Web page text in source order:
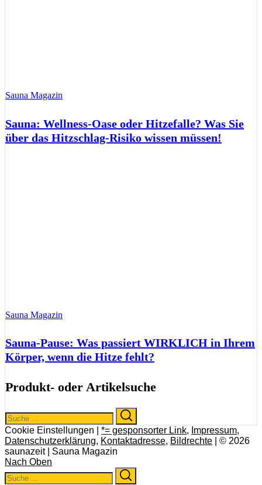
Sauna Magazin
Sauna: Wellness-Oase oder Hitzefalle? Was Sie
über das Hitzschlag-Risiko wissen müssen!
Sauna Magazin
Sauna-Pause: Was passiert WIRKLICH in Ihrem
Körper, wenn die Hitze fehlt?
Produkt- oder Artikelsuche
Search
for:
Cookie Einstellungen | *= gesponsorter Link, Impressum,
Datenschutzerklärung, Kontaktadresse, Bildrechte | © 2026
saunazeit | Sauna Magazin
Nach Oben
Search
for: